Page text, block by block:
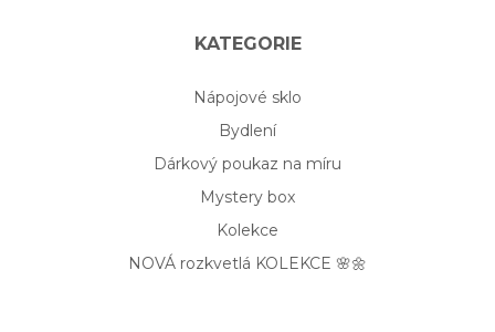
KATEGORIE
Nápojové sklo
Bydlení
Dárkový poukaz na míru
Mystery box
Kolekce
NOVÁ rozkvetlá KOLEKCE 🌸🌼